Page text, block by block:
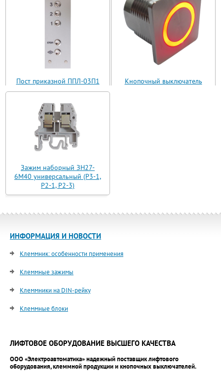
Пост приказной ППЛ-03П1
(ППЛ11-03)
Кнопочный выключатель
Зажим наборный ЗН27-
6М40 универсальный (Р3-1,
Р2-1, Р2-3)
ИНФОРМАЦИЯ И НОВОСТИ
Клеммник: особенности применения
Клеммные зажимы
Клеммники на DIN-рейку
Клеммные блоки
ЛИФТОВОЕ ОБОРУДОВАНИЕ ВЫСШЕГО КАЧЕСТВА
ООО «Электроавтоматика» надежный поставщик лифтового
оборудования, клеммной продукции и кнопочных выключателей.